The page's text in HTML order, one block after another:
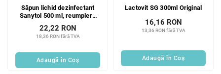
Săpun lichid dezinfectant
Sanytol 500 ml, reumplere
hidratantă
18,36 RON fără TVA
22,22 RON
Adaugă în Coş
Lactovit SG 300ml Original
13,36 RON fără TVA
16,16 RON
Adaugă în Coş